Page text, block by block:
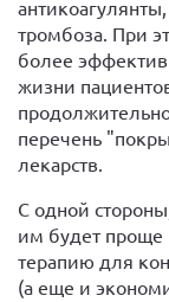
тромбоза. При
более
жизни
перечень
лекарств.
С одной
им будет проще
терапию для
(а еще и